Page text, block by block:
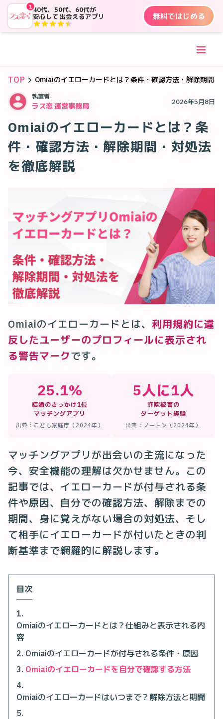
140代、50代、60代が
安心して出会えるアプリ
無料ではじめる
TOP Omiaiのイエローカードとは？条件・確認方法・解除期間
執筆者
ラス恋 運営事務局 2026年5月8日
Omiaiのイエローカードとは？条
件・確認方法・解除期間・対処法
を徹底解説
Omiaiのイエローカードとは、 利用規約に違
反したユーザーのプロフィールに表示され
る警告マークです。
25.1%
結婚のきっかけ1位
マッチングアプリ
出典： こども家庭庁（2024年）
5人に1人
詐欺被害の
ターゲット経験
出典： ノートン（2024年）
マッチングアプリが出会いの主流になった
今、安全機能の理解は欠かせません。この
記事では、イエローカードが付与される条
件や原因、自分での確認方法、解除までの
期間、身に覚えがない場合の対処法、そし
て相手にイエローカードが付いたときの判
断基準まで網羅的に解説します。
目次
Omiaiのイエローカードとは？仕組みと表示される内
容
Omiaiのイエローカードが付与される条件・原因
Omiaiのイエローカードを自分で確認する方法
Omiaiのイエローカードはいつまで？解除方法と期間